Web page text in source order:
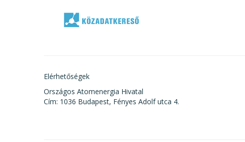
Elérhetőségek
Országos Atomenergia Hivatal
Cím: 1036 Budapest, Fényes Adolf utca 4.